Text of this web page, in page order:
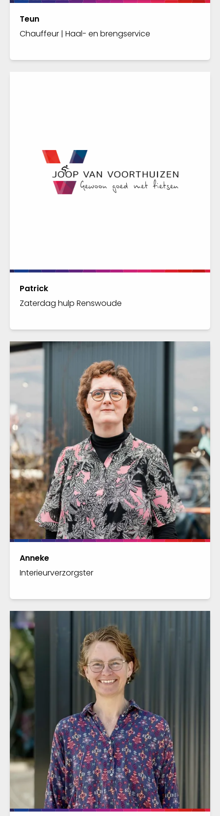
Teun
Chauffeur | Haal- en brengservice
Patrick
Zaterdag hulp Renswoude
Anneke
Interieurverzorgster